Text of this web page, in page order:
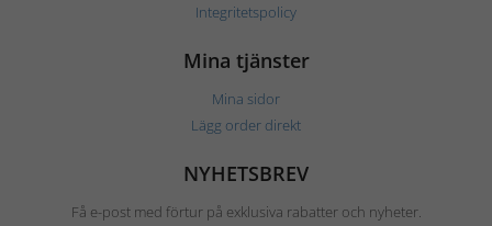
Integritetspolicy
Mina tjänster
Mina sidor
Lägg order direkt
NYHETSBREV
Få e-post med förtur på exklusiva rabatter och nyheter.